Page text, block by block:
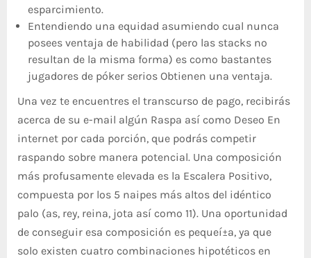
esparcimiento.
Entendiendo una equidad asumiendo cual nunca
posees ventaja de habilidad (pero las stacks no
resultan de la misma forma) es como bastantes
jugadores de póker serios Obtienen una ventaja.
Una vez te encuentres el transcurso de pago, recibirás
acerca de su e-mail algún Raspa así­ como Deseo En
internet por cada porción, que podrás competir
raspando sobre manera potencial. Una composición
más profusamente elevada es la Escalera Positivo,
compuesta por los 5 naipes más altos del idéntico
palo (as, rey, reina, jota así­ como 11). Una oportunidad
de conseguir esa composición es pequeí±a, ya que
solo existen cuatro combinaciones hipotéticos en